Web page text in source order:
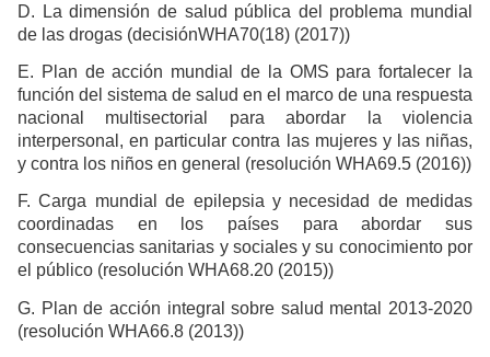
D. La dimensión de salud pública del problema mundial
de las drogas (decisiónWHA70(18) (2017))
E. Plan de acción mundial de la OMS para fortalecer la
función del sistema de salud en el marco de una respuesta
nacional multisectorial para abordar la violencia
interpersonal, en particular contra las mujeres y las niñas,
y contra los niños en general (resolución WHA69.5 (2016))
F. Carga mundial de epilepsia y necesidad de medidas
coordinadas en los países para abordar sus
consecuencias sanitarias y sociales y su conocimiento por
el público (resolución WHA68.20 (2015))
G. Plan de acción integral sobre salud mental 2013-2020
(resolución WHA66.8 (2013))